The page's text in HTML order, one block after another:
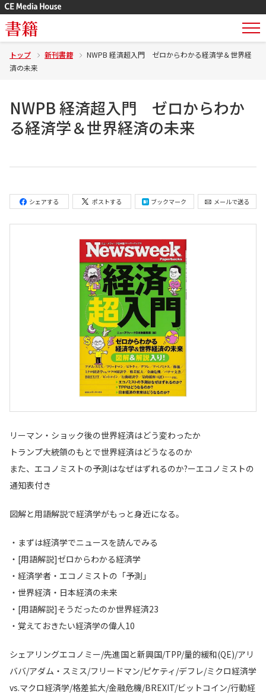
書籍
トップ 新刊書籍
NWPB 経済超入門 ゼロからわかる経済学＆世界経
済の未来
NWPB 経済超入門 ゼロからわか
る経済学＆世界経済の未来
シェアする ポストする ブックマーク メールで送る
リーマン・ショック後の世界経済はどう変わったか
トランプ大統領のもとで世界経済はどうなるのか
また、エコノミストの予測はなぜはずれるのか?ーエコノミストの
通知表付き
図解と用語解説で経済学がもっと身近になる。
・まずは経済学でニュースを読んでみる
・[用語解説]ゼロからわかる経済学
・経済学者・エコノミストの「予測」
・世界経済・日本経済の未来
・[用語解説]そうだったのか世界経済23
・覚えておきたい経済学の偉人10
シェアリングエコノミー/先進国と新興国/TPP/量的緩和(QE)/アリ
ババ/アダム・スミス/フリードマン/ピケティ/デフレ/ミクロ経済学
vs.マクロ経済学/格差拡大/金融危機/BREXIT/ビットコイン/行動経